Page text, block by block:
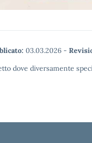
03.03.2026 -
dove diversamente